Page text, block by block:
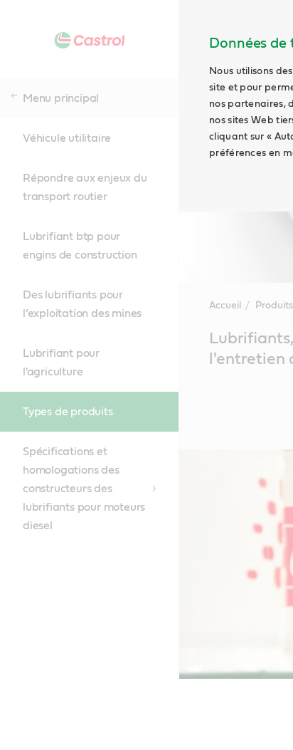
Données de
Nous utilisons
site et pour
nos partenaires,
nos sites Web
cliquant sur «
préférences en
Menu principal
Véhicule utilitaire
Répondre aux enjeux du
transport routier
Lubrifiant btp pour
engins de construction
Des lubrifiants pour
l’exploitation des mines
Lubrifiant pour
l'agriculture
Types de produits
Spécifications et
homologations des
constructeurs des
lubrifiants pour moteurs
diesel
Accueil Produits
Content
l'entretien